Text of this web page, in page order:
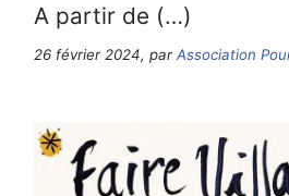
A partir de (…)
26 février 2024, parAssociation